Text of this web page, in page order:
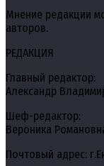
Мнение редакции
авторов.
РЕДАКЦИЯ
Главный редактор:
Александр
Шеф-редактор:
Вероника
Почтовый адрес: